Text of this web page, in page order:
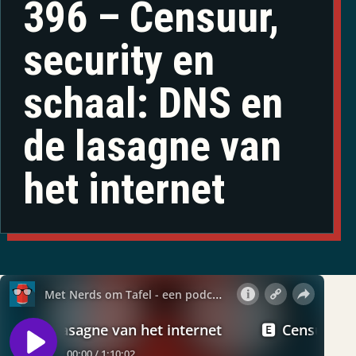
396 – Censuur,
security en
schaal: DNS en
de lasagne van
het internet